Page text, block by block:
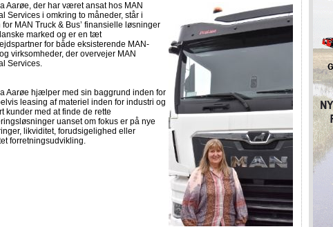
Aarøe, der har været ansat hos MAN
Services i omkring to måneder, står i
MAN Truck & Bus’ finansielle løsninger
marked og er en tæt
for både eksisterende MAN-
virksomheder, der overvejer MAN
Services.
Aarøe hjælper med sin baggrund inden for
leasing af materiel inden for industri og
kunder med at finde de rette
uanset om fokus er på nye
likviditet, forudsigelighed eller
forretningsudvikling.